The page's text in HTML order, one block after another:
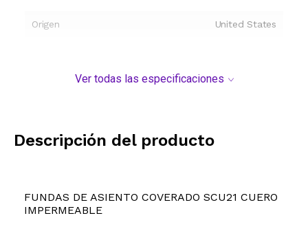
Origen United States
Ver todas las especificaciones
Descripción del producto
FUNDAS DE ASIENTO COVERADO SCU21 CUERO
IMPERMEABLE